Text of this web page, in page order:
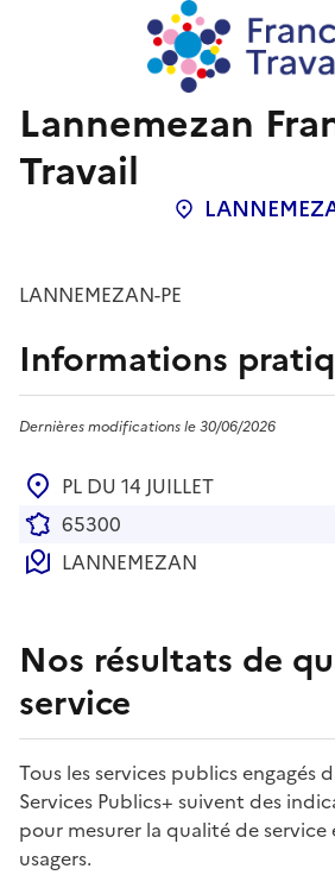
Lannemezan
Travail
Localisation
LANNEMEZAN-PE
Informations
Dernières modifications le 30/06/2026
PL DU 14 JUILLET
65300
LANNEMEZAN
Nos résultats de
service
Tous les services publics engagés
Services Publics+ suivent des
pour mesurer la qualité de service
usagers.